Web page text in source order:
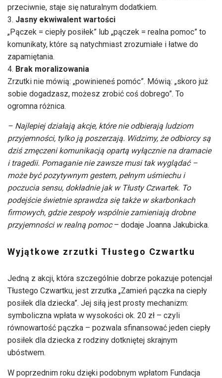
przeciwnie, staje się naturalnym dodatkiem.
Jasny ekwiwalent wartości
„Pączek = ciepły posiłek” lub „pączek = realna pomoc” to
komunikaty, które są natychmiast zrozumiałe i łatwe do
zapamiętania.
Brak moralizowania
Zrzutki nie mówią: „powinieneś pomóc”. Mówią: „skoro już
sobie dogadzasz, możesz zrobić coś dobrego”. To
ogromna różnica.
– Najlepiej działają akcje, które nie odbierają ludziom
przyjemności, tylko ją poszerzają. Widzimy, że odbiorcy są
dziś zmęczeni komunikacją opartą wyłącznie na dramacie
i tragedii. Pomaganie nie zawsze musi tak wyglądać –
może być pozytywnym gestem, pełnym uśmiechu i
poczucia sensu, dokładnie jak w Tłusty Czwartek. To
podejście świetnie sprawdza się także w skarbonkach
firmowych, gdzie zespoły wspólnie zamieniają drobne
przyjemności w realną pomoc– dodaje Joanna Jakubicka.
Wyjątkowe zrzutki Tłustego Czwartku
Jedną z akcji, która szczególnie dobrze pokazuje potencjał
Tłustego Czwartku, jest zrzutka „Zamień pączka na ciepły
posiłek dla dziecka”. Jej siłą jest prosty mechanizm:
symboliczna wpłata w wysokości ok. 20 zł – czyli
równowartość pączka – pozwala sfinansować jeden ciepły
posiłek dla dziecka z rodziny dotkniętej skrajnym
ubóstwem.
W poprzednim roku dzięki podobnym wpłatom Fundacja